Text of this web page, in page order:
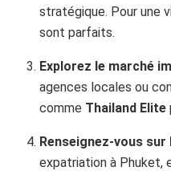
stratégique. Pour une
sont parfaits.
Explorez le marché
agences locales ou
comme Thailand Elite
Renseignez-vous sur
expatriation à Phuket,